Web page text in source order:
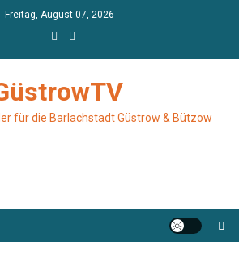
Freitag, August 07, 2026
für die Barlachstadt Güstrow & Bützow